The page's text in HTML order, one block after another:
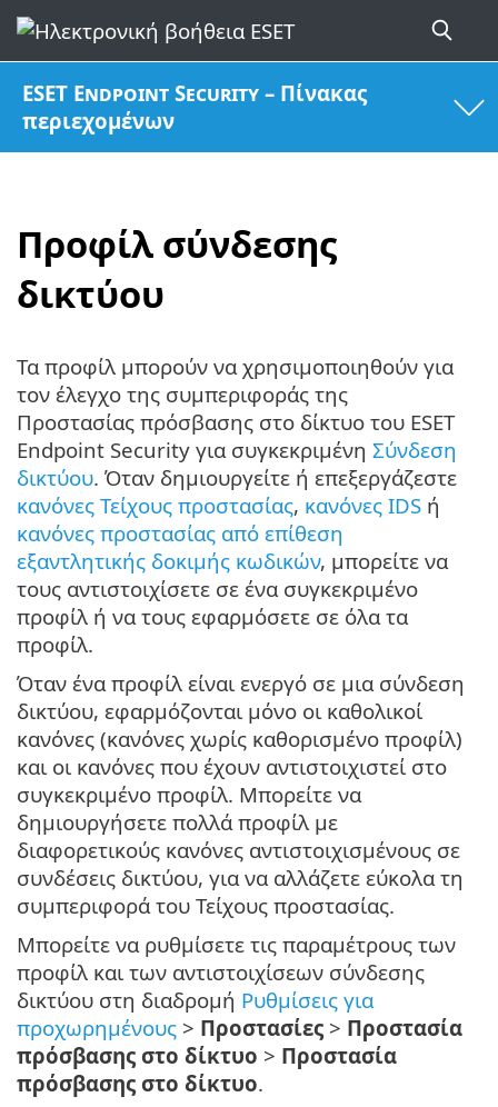
ESET Endpoint Security – Πίνακας
περιεχομένων
Προφίλ σύνδεσης
δικτύου
Τα προφίλ μπορούν να χρησιμοποιηθούν για
τον έλεγχο της συμπεριφοράς της
Προστασίας πρόσβασης στο δίκτυο του ESET
Endpoint Security για συγκεκριμένη Σύνδεση
δικτύου. Όταν δημιουργείτε ή επεξεργάζεστε
κανόνες Τείχους προστασίας, κανόνες IDS ή
κανόνες προστασίας από επίθεση
εξαντλητικής δοκιμής κωδικών, μπορείτε να
τους αντιστοιχίσετε σε ένα συγκεκριμένο
προφίλ ή να τους εφαρμόσετε σε όλα τα
προφίλ.
Όταν ένα προφίλ είναι ενεργό σε μια σύνδεση
δικτύου, εφαρμόζονται μόνο οι καθολικοί
κανόνες (κανόνες χωρίς καθορισμένο προφίλ)
και οι κανόνες που έχουν αντιστοιχιστεί στο
συγκεκριμένο προφίλ. Μπορείτε να
δημιουργήσετε πολλά προφίλ με
διαφορετικούς κανόνες αντιστοιχισμένους σε
συνδέσεις δικτύου, για να αλλάζετε εύκολα τη
συμπεριφορά του Τείχους προστασίας.
Μπορείτε να ρυθμίσετε τις παραμέτρους των
προφίλ και των αντιστοιχίσεων σύνδεσης
δικτύου στη διαδρομή Ρυθμίσεις για
προχωρημένους > Προστασίες > Προστασία
πρόσβασης στο δίκτυο > Προστασία
πρόσβασης στο δίκτυο.